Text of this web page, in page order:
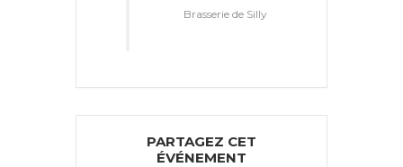
Brasserie de Silly
PARTAGEZ CET
ÉVÉNEMENT